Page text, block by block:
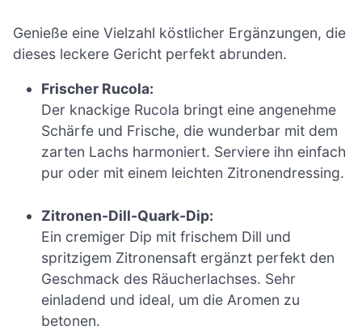
Genieße eine Vielzahl köstlicher Ergänzungen, die
dieses leckere Gericht perfekt abrunden.
Frischer Rucola:
Der knackige Rucola bringt eine angenehme
Schärfe und Frische, die wunderbar mit dem
zarten Lachs harmoniert. Serviere ihn einfach
pur oder mit einem leichten Zitronendressing.
Zitronen-Dill-Quark-Dip:
Ein cremiger Dip mit frischem Dill und
spritzigem Zitronensaft ergänzt perfekt den
Geschmack des Räucherlachses. Sehr
einladend und ideal, um die Aromen zu
betonen.